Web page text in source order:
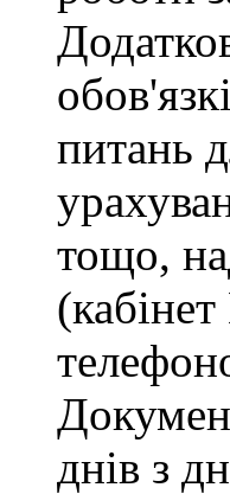
питань
тощо,
днів з